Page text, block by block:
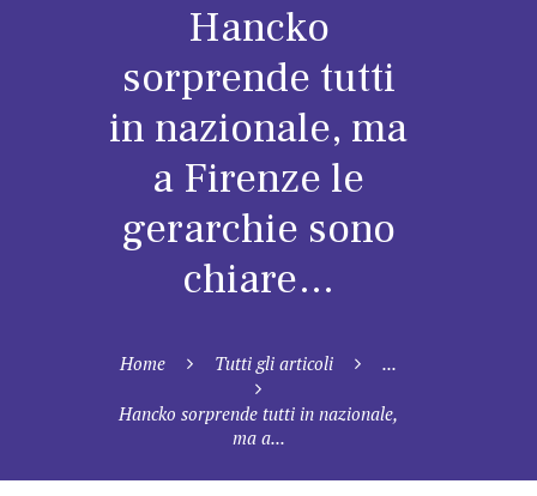
Hancko
sorprende tutti
in nazionale, ma
a Firenze le
gerarchie sono
chiare…
Home Tutti gli articoli ...
Hancko sorprende tutti in nazionale,
ma a...